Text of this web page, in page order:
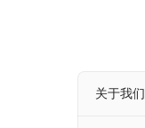
关于我们